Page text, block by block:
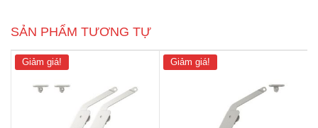
SẢN PHẨM TƯƠNG TỰ
Giảm giá! Giảm giá!